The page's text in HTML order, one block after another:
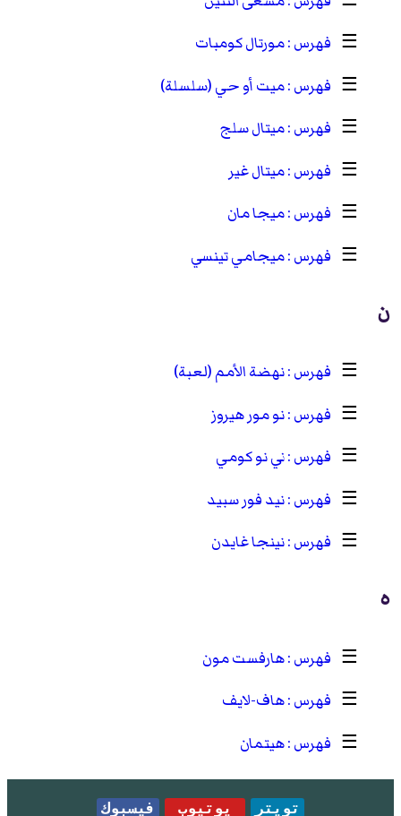
☰
مورتال كومبات
☰
ميت أو حي (سلسلة)
☰
ميتال سلج
☰
ميتال غير
☰
ميجا مان
☰
ميجامي تينسي
ن
☰
نهضة الأمم (لعبة)
☰
نو مور هيروز
☰
ني نو كومي
☰
نيد فور سبيد
☰
نينجا غايدن
ه
☰
هارفست مون
☰
هاف-لايف
☰
هيتمان
تويتر يوتيوب فيسبوك